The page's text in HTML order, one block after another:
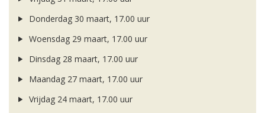
Donderdag 30 maart, 17.00 uur
Woensdag 29 maart, 17.00 uur
Dinsdag 28 maart, 17.00 uur
Maandag 27 maart, 17.00 uur
Vrijdag 24 maart, 17.00 uur